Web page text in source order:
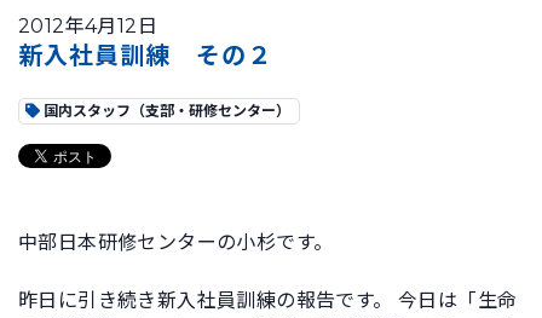
2012年4月12日
新入社員訓練 その２
国内スタッフ（支部・研修センター）
中部日本研修センターの小杉です。
昨日に引き続き新入社員訓練の報告です。 今日は「生命